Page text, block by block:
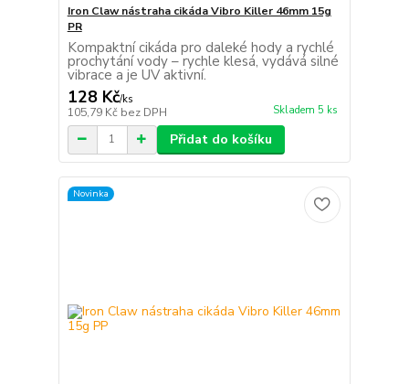
Iron Claw nástraha cikáda Vibro Killer 46mm 15g
PR
Kompaktní cikáda pro daleké hody a rychlé
prochytání vody – rychle klesá, vydává silné
vibrace a je UV aktivní.
128 Kč/ks
105,79 Kč bez DPH Skladem 5 ks
Přidat do košíku
Novinka